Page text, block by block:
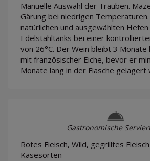
Manuelle Auswahl der Trauben.
Gärung bei niedrigen
natürlichen und ausgewählten Hefen
Edelstahltanks bei einer
von 26°C. Der Wein bleibt 3 Monate
mit französischer Eiche, bevor er
Monate lang in der Flasche gelagert
Gastronomische
Rotes Fleisch, Wild, gegrilltes
Käsesorten